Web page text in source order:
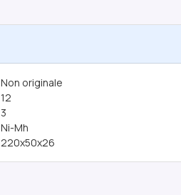
Non originale
12
3
Ni-Mh
220x50x26